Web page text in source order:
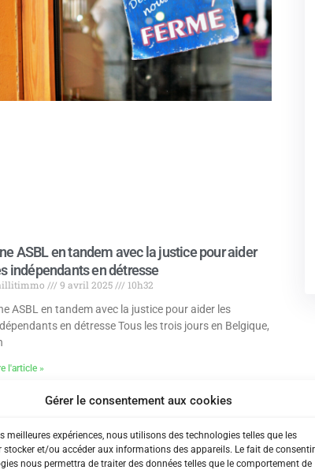
Gérer le consentement aux cookies
meilleures expériences, nous utilisons des technologies telles que les
stocker et/ou accéder aux informations des appareils. Le fait de
nous permettra de traiter des données telles que le comportement de
ASBL en tandem avec la justice pour aider
indépendants en détresse
9 avril 2025
10h32
ASBL en tandem avec la justice pour aider les
en détresse Tous les trois jours en Belgique,
l'article »